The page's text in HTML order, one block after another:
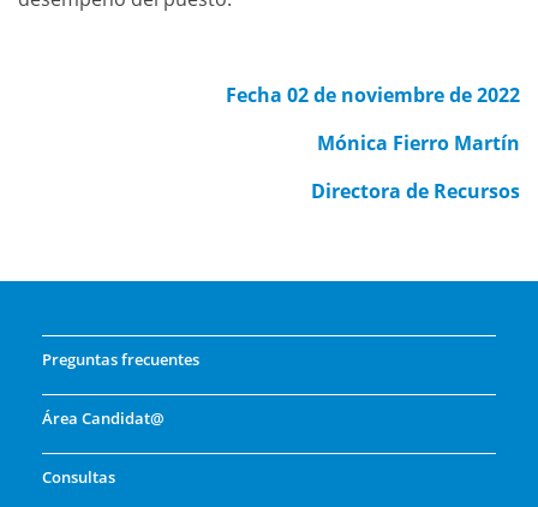
Fecha 02 de noviembre de 2022
Mónica Fierro Martín
Directora de Recursos
Preguntas frecuentes
Área Candidat@
Consultas